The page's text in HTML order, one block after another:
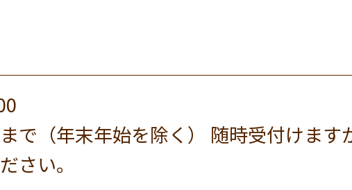
で（年末年始を除く） 随時受付けます
さい。